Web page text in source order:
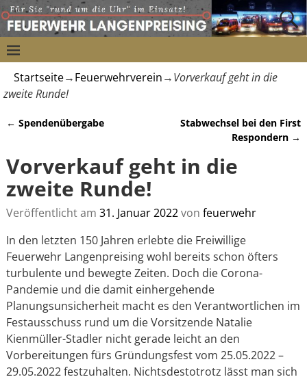
Startseite→Feuerwehrverein→Vorverkauf geht in die
zweite Runde!
← Spendenübergabe
Stabwechsel bei den First
Respondern →
Vorverkauf geht in die
zweite Runde!
Veröffentlicht am 31. Januar 2022von feuerwehr
In den letzten 150 Jahren erlebte die Freiwillige
Feuerwehr Langenpreising wohl bereits schon öfters
turbulente und bewegte Zeiten. Doch die Corona-
Pandemie und die damit einhergehende
Planungsunsicherheit macht es den Verantwortlichen im
Festausschuss rund um die Vorsitzende Natalie
Kienmüller-Stadler nicht gerade leicht an den
Vorbereitungen fürs Gründungsfest vom 25.05.2022 –
29.05.2022 festzuhalten. Nichtsdestotrotz lässt man sich